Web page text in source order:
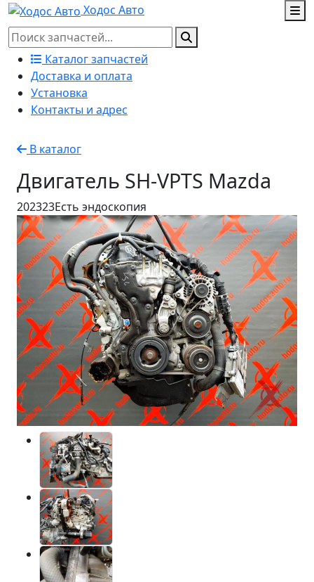
Ходос Авто
Каталог запчастей
Доставка и оплата
Установка
Контакты и адрес
В каталог
Двигатель SH-VPTS Mazda
202323Есть эндоскопия